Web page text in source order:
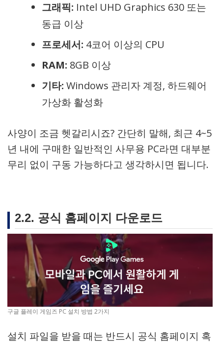
그래픽: Intel UHD Graphics 630 또는
동급 이상
프로세서: 4코어 이상의 CPU
RAM: 8GB 이상
기타: Windows 관리자 계정, 하드웨어
가상화 활성화
사양이 조금 헷갈리시죠? 간단히 말해, 최근 4~5
년 내에 구매한 일반적인 사무용 PC라면 대부분
무리 없이 구동 가능하다고 생각하시면 됩니다.
2.2. 공식 홈페이지 다운로드
구글 플레이 게임즈 PC 설치 방법 2가지
설치 파일을 받을 때는 반드시 공식 홈페이지 혹